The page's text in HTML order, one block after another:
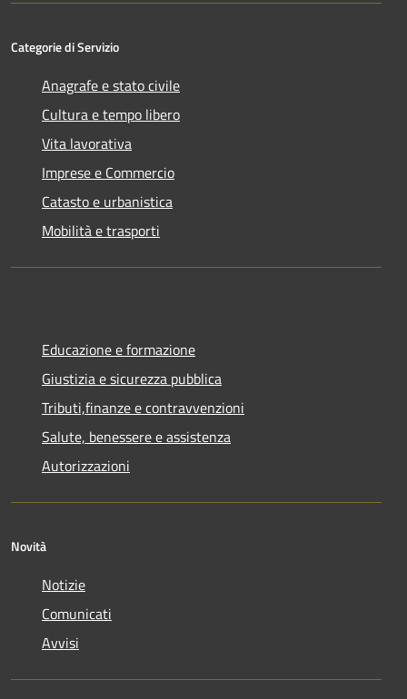
Categorie di Servizio
Anagrafe e stato civile
Cultura e tempo libero
Vita lavorativa
Imprese e Commercio
Catasto e urbanistica
Mobilità e trasporti
Educazione e formazione
Giustizia e sicurezza pubblica
Tributi,finanze e contravvenzioni
Salute, benessere e assistenza
Autorizzazioni
Novità
Notizie
Comunicati
Avvisi